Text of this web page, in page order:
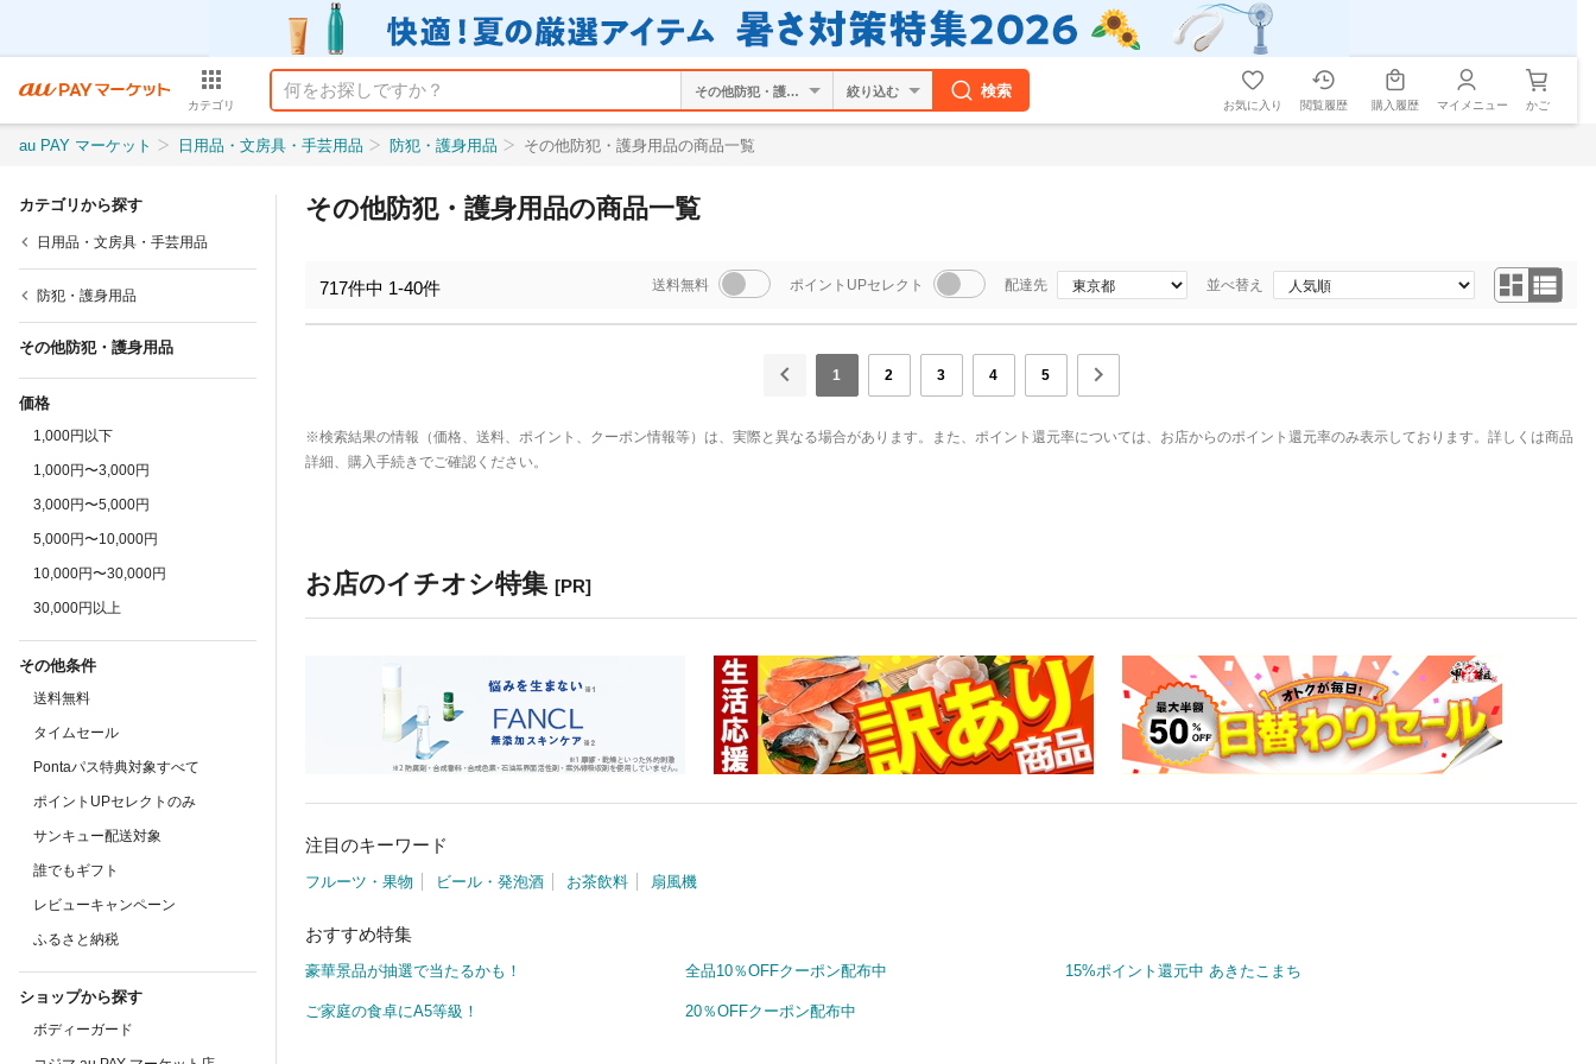
カテゴリ
絞り込む 検索
お気に入り 閲覧履歴 購入履歴 マイメニュー かご
au PAY マーケット 日用品・文房具・手芸用品 防犯・護身用品 その他防犯・護身用品の商品一覧
カテゴリから探す
日用品・文房具・手芸用品
防犯・護身用品
その他防犯・護身用品
価格
1,000円以下
1,000円〜3,000円
3,000円〜5,000円
5,000円〜10,000円
10,000円〜30,000円
30,000円以上
その他条件
送料無料
タイムセール
Pontaパス特典対象すべて
ポイントUPセレクトのみ
サンキュー配送対象
誰でもギフト
レビューキャンペーン
ふるさと納税
ショップから探す
ボディーガード
その他防犯・護身用品の商品一覧
717件中 1-40件 送料無料 ポイントUPセレクト 配達先 並べ替え
1 2 3 4 5
※検索結果の情報（価格、送料、ポイント、クーポン情報等）は、実際と異なる場合があります。また、ポイント還元率については、お店からのポイント還元率のみ表示しております。詳しくは商品
詳細、購入手続きでご確認ください。
お店のイチオシ特集 [PR]
注目のキーワード
フルーツ・果物 ビール・発泡酒 お茶飲料 扇風機
おすすめ特集
豪華景品が抽選で当たるかも！ 全品10％OFFクーポン配布中 15%ポイント還元中 あきたこまち
ご家庭の食卓にA5等級！ 20％OFFクーポン配布中